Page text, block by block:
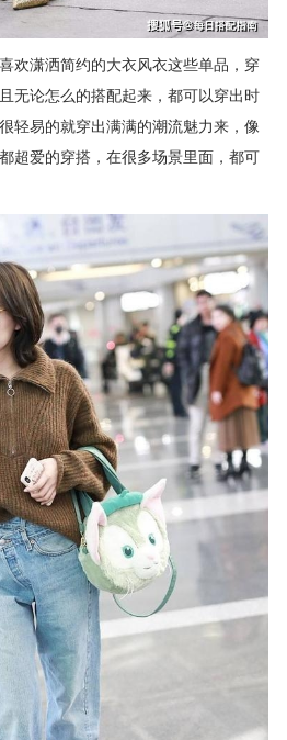
潇洒简约的大衣风衣这些单品，穿
无论怎么的搭配起来，都可以穿出时
轻易的就穿出满满的潮流魅力来，像
超爱的穿搭，在很多场景里面，都可